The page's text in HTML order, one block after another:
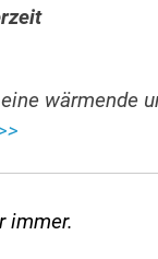
wärmende
immer.